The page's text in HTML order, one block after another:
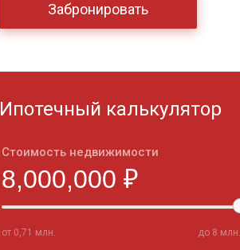
Забронировать
Ипотечный калькулятор
Стоимость недвижимости
от 0,71 млн. до 8 млн.